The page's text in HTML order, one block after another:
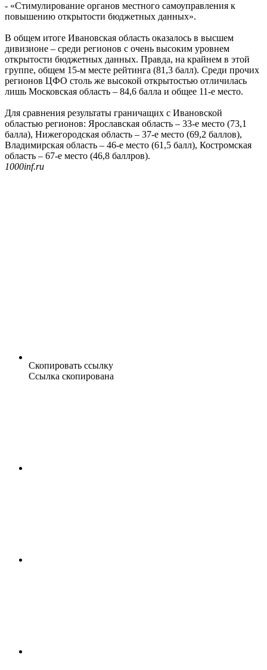
- «Стимулирование органов местного самоуправления к
повышению открытости бюджетных данных».
В общем итоге Ивановская область оказалось в высшем
дивизионе – среди регионов с очень высоким уровнем
открытости бюджетных данных. Правда, на крайнем в этой
группе, общем 15-м месте рейтинга (81,3 балл). Среди прочих
регионов ЦФО столь же высокой открытостью отличилась
лишь Московская область – 84,6 балла и общее 11-е место.
Для сравнения результаты граничащих с Ивановской
областью регионов: Ярославская область – 33-е место (73,1
балла), Нижегородская область – 37-е место (69,2 баллов),
Владимирская область – 46-е место (61,5 балл), Костромская
область – 67-е место (46,8 баллров).
1000inf.ru
Скопировать ссылку
Ссылка скопирована